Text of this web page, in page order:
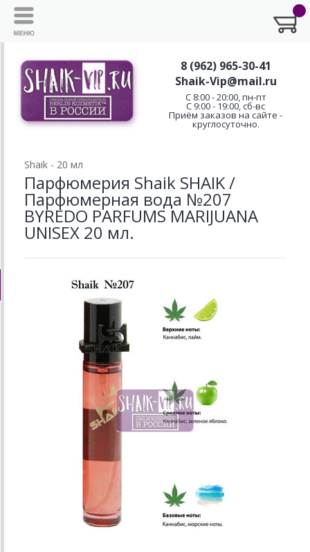
8 (962) 965-30-41
Shaik-Vip@mail.ru
C 8:00 - 20:00, пн-пт
С 9:00 - 19:00, сб-вс
Приём заказов на сайте -
круглосуточно.
Shaik - 20 мл
Парфюмерия Shaik SHAIK /
Парфюмерная вода №207
BYREDO PARFUMS MARIJUANA
UNISEX 20 мл.